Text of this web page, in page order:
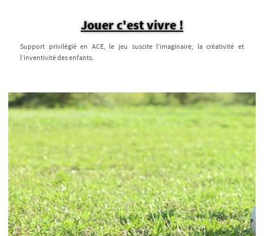
Jouer c'est vivre !
Support privilégié en ACE, le jeu suscite l'imaginaire, la créativité et
l’inventivité des enfants.